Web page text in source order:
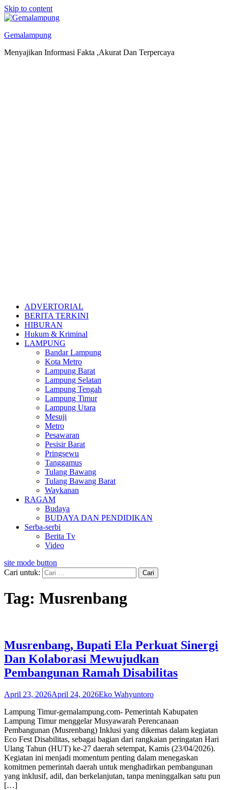
Skip to content
Gemalampung
Menyajikan Informasi Fakta ,Akurat Dan Terpercaya
ADVERTORIAL
BERITA TERKINI
HIBURAN
Hukum & Kriminal
LAMPUNG
Bandar Lampung
Kota Metro
Lampung Barat
Lampung Selatan
Lampung Tengah
Lampung Timur
Lampung Utara
Mesuji
Metro
Pesawaran
Pesisir Barat
Pringsewu
Tanggamus
Tulang Bawang
Tulang Bawang Barat
Waykanan
RAGAM
Budaya
BUDAYA DAN PENDIDIKAN
Serba-serbi
Berita Tv
Video
site mode button
Cari untuk:
Tag: Musrenbang
Musrenbang, Bupati Ela Perkuat Sinergi
Dan Kolaborasi Mewujudkan
Pembangunan Ramah Disabilitas
April 23, 2026April 24, 2026Eko Wahyuntoro
Lampung Timur-gemalampung.com- Pemerintah Kabupaten
Lampung Timur menggelar Musyawarah Perencanaan
Pembangunan (Musrenbang) Inklusi yang dikemas dalam kegiatan
Eco Fest Disabilitas, sebagai bagian dari rangkaian peringatan Hari
Ulang Tahun (HUT) ke-27 daerah setempat, Kamis (23/04/2026).
Kegiatan ini menjadi momentum penting dalam menegaskan
komitmen pemerintah daerah untuk menghadirkan pembangunan
yang inklusif, adil, dan berkelanjutan, tanpa meninggalkan satu pun
[…]